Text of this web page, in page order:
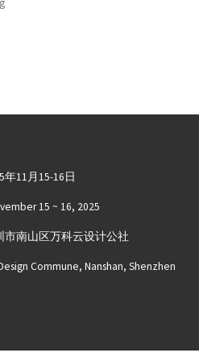
年11月15-16日
15 ~ 16, 2025
市南山区万科云设计公社
Commune, Nanshan, Shenzhen